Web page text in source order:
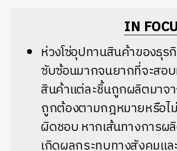
IN
ห่วงโซ่อุปทานสินค้าของธุ
ซับซ้อนมากจนยากที่จะสอ
สินค้าแต่ละชิ้นถูกผลิตมาจ
ถูกต้องตามกฎหมายหรือไ
ผิดชอบ หากเส้นทางการผ
เกิดผลกระทบทางสังคมแ